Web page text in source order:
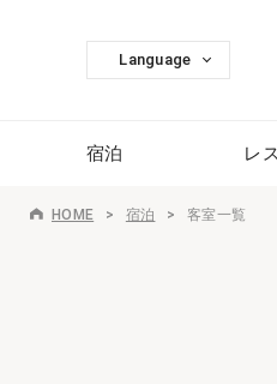
Language
宿泊 レ
HOME 宿泊 客室一覧